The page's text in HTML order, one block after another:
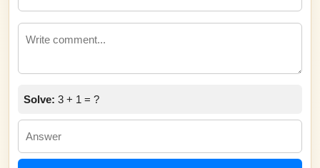
Solve: 3 + 1 = ?